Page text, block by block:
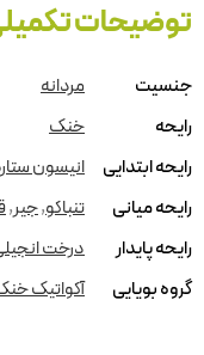
توضیحات
جنسیت
مردانه
رایحه
خنک
رایحه ابتدایی
انیسون
رایحه میانی
تنباکو,جیر,
رایحه پایدار
درخت
گروه بویایی
آکواتیک